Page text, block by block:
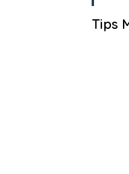
Tips